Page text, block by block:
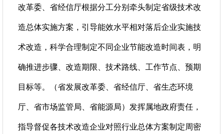
改革委、省经信厅根据分工分别牵头制定省级技术改
造总体实施方案，引导能效水平相对落后企业实施技
术改造，科学合理制定不同企业节能改造时间表，明
确推进步骤、改造期限、技术路线、工作节点、预期
目标等。（省发展改革委、省经信厅、省生态环境
厅、省市场监管局、省能源局）发挥属地政府责任，
指导督促各技术改造企业对照行业总体方案制定周密